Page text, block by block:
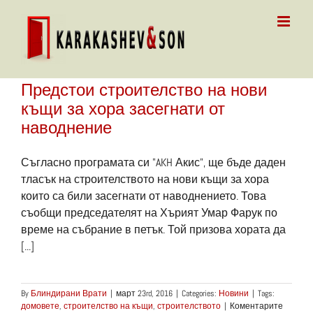
Предстои строителство на нови
къщи за хора засегнати от
наводнение
Съгласно програмата си "AKH Акис", ще бъде даден
тласък на строителството на нови къщи за хора
които са били засегнати от наводнението. Това
съобщи председателят на Хърият Умар Фарук по
време на събрание в петък. Той призова хората да
[...]
By Блиндирани Врати | март 23rd, 2016 | Categories: Новини | Tags:
домовете, строителство на къщи, строителството | Коментарите